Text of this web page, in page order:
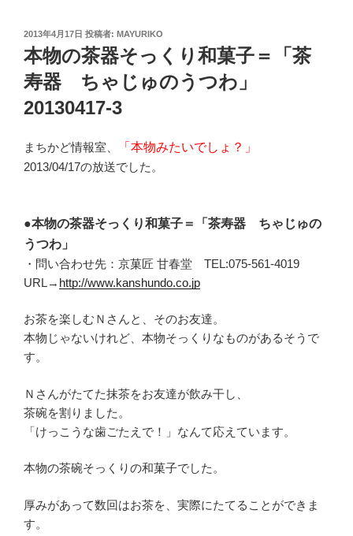
投
日:
2013年4月17日 投稿者: MAYURIKO
本物の茶器そっくり和菓子＝「茶
寿器 ちゃじゅのうつわ」
20130417-3
まちかど情報室、
「本物みたいでしょ？」
2013/04/17の放送でした。
●本物の茶器そっくり和菓子＝「茶寿器 ちゃじゅの
うつわ」
・問い合わせ先：京菓匠 甘春堂 TEL:075-561-4019
URL→ http://www.kanshundo.co.jp
お茶を楽しむＮさんと、そのお友達。
本物じゃないけれど、本物そっくりなものがあるそうで
す。
Ｎさんがたてた抹茶をお友達が飲み干し、
茶碗を割りました。
「けっこうな歯ごたえで！」なんて応えています。
本物の茶碗そっくりの和菓子でした。
厚みがあって数回はお茶を、実際にたてることができま
す。